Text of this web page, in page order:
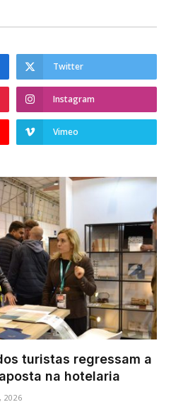
Twitter
Instagram
Vimeo
turistas regressam a
na hotelaria
2026